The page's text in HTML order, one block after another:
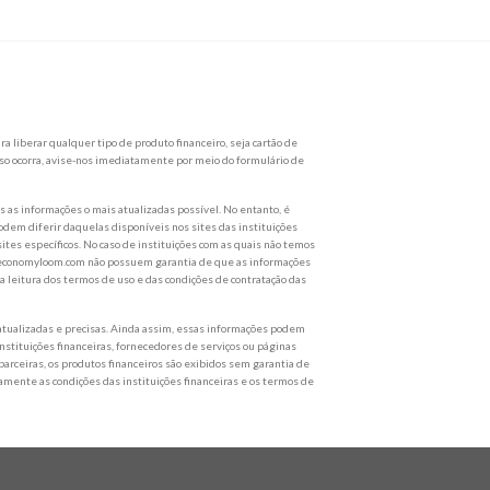
liberar qualquer tipo de produto financeiro, seja cartão de
ocorra, avise-nos imediatamente por meio do formulário de
informações o mais atualizadas possível. No entanto, é
diferir daquelas disponíveis nos sites das instituições
específicos. No caso de instituições com as quais não temos
não possuem garantia de que as informações
dos termos de uso e das condições de contratação das
e precisas. Ainda assim, essas informações podem
financeiras, fornecedores de serviços ou páginas
os produtos financeiros são exibidos sem garantia de
as condições das instituições financeiras e os termos de